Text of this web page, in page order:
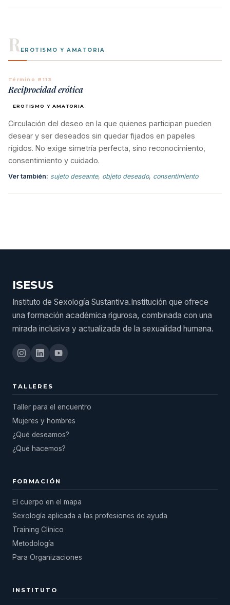
REROTISMO Y AMATORIA
Término #113
Reciprocidad erótica
EROTISMO Y AMATORIA
Circulación del deseo en la que quienes participan pueden
desear y ser deseados sin quedar fijados en papeles
rígidos. No exige simetría perfecta, sino reconocimiento,
consentimiento y cuidado.
Ver también: sujeto deseante, objeto deseado, consentimiento
ISESUS
Instituto de Sexología Sustantiva.Institución que ofrece
una formación académica rigurosa, combinada con una
mirada inclusiva y actualizada de la sexualidad humana.
TALLERES
Taller para el encuentro
Mujeres y hombres
¿Qué deseamos?
¿Qué hacemos?
FORMACIÓN
El cuerpo en el mapa
Sexología aplicada a las profesiones de ayuda
Training Clínico
Metodología
Para Organizaciones
INSTITUTO